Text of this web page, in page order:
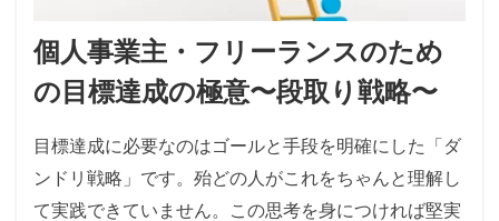
個人事業主・フリーランスのため
の目標達成の極意〜段取り戦略〜
目標達成に必要なのはゴールと手段を明確にした「ダ
ンドリ戦略」です。殆どの人がこれをちゃんと理解し
て実践できていません。この思考を身につければ堅実